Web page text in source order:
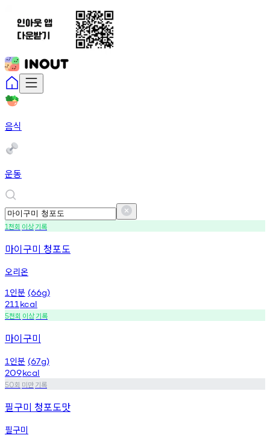
음식
운동
1천회 이상기록
마이구미 청포도
오리온
1 인분 (66g)
211 kcal
5천회 이상기록
마이구미
1 인분 (67g)
209kcal
50회 미만기록
필구미 청포도맛
필구미